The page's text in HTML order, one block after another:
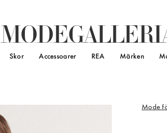
MODEGALLERI
Skor Accessoarer REA Märken
Mode